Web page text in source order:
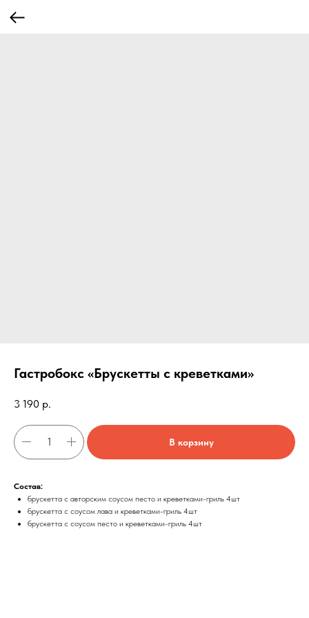
Гастробокс «Брускетты с креветками»
3 190 р.
В корзину
Состав:
брускетта с авторским соусом песто и креветками-гриль 4шт
брускетта с соусом лава и креветками-гриль 4шт
брускетта с соусом песто и креветками-гриль 4шт